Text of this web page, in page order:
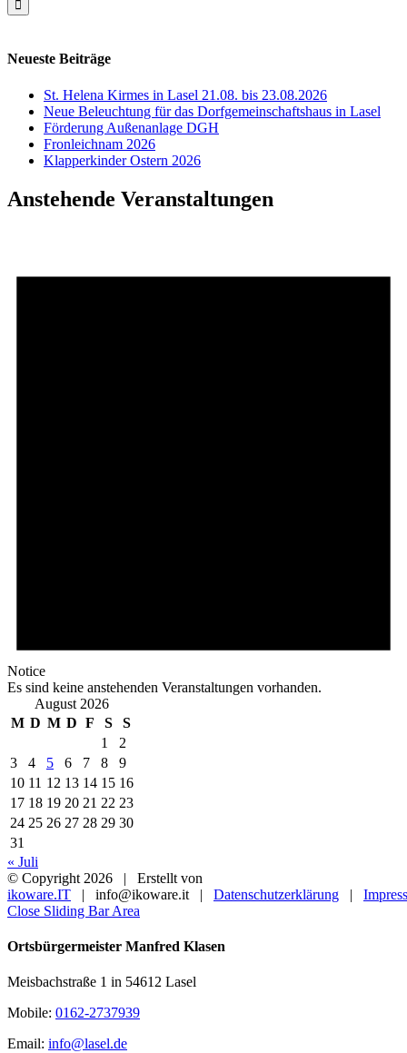
Neueste Beiträge
St. Helena Kirmes in Lasel 21.08. bis 23.08.2026
Neue Beleuchtung für das Dorfgemeinschaftshaus in Lasel
Förderung Außenanlage DGH
Fronleichnam 2026
Klapperkinder Ostern 2026
Anstehende Veranstaltungen
Notice
Es sind keine anstehenden Veranstaltungen vorhanden.
August 2026
M D M D F S
S
1
2
3
4 5 6 7 8
9
10 11 12 13 14 15 16
17 18 19 20 21 22 23
24 25 26 27 28 29 30
31
« Juli
© Copyright 2026 | Erstellt von
ikoware.IT | info@ikoware.it | Datenschutzerklärung |
Close Sliding Bar Area
Ortsbürgermeister Manfred Klasen
Meisbachstraße 1 in 54612 Lasel
Mobile: 0162-2737939
Email: info@lasel.de